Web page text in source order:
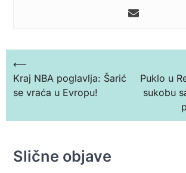
Кретање
чланка
⟵
Kraj NBA poglavlja: Šarić
se vraća u Evropu!
Puklo u
sukobu
Slične objave